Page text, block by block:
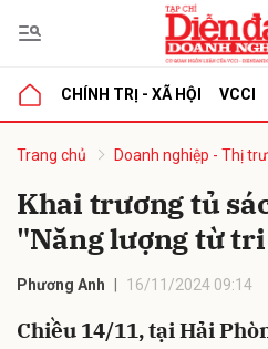
CHÍNH TRỊ - XÃ HỘI VCCI
Trang chủ Doanh nghiệp - Thị
Khai trương tủ
"Năng lượng từ
Phương Anh 16/11/2024 09:14
Chiều 14/11, tại Hải
luận